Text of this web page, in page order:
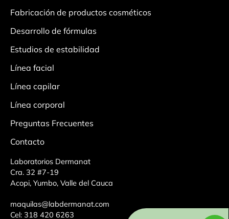
Fabricación de productos cosméticos
Desarrollo de fórmulas
Estudios de estabilidad
Línea facial
Línea capilar
Línea corporal
Preguntas Frecuentes
Contacto
Laboratorios Dermanat
Cra. 32 #7-19
Acopi, Yumbo, Valle del Cauca
maquilas@labdermanat.com
Cel: 318 420 6263